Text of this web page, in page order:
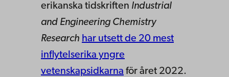
erikanska tidskriften Industrial
and Engineering Chemistry
Research har utsett de 20 mest
inflytelserika yngre
vetenskapsidkarna för året 2022.